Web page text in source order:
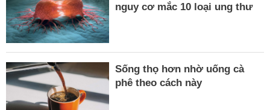
nguy cơ mắc 10 loại ung thư
Sống thọ hơn nhờ uống cà
phê theo cách này